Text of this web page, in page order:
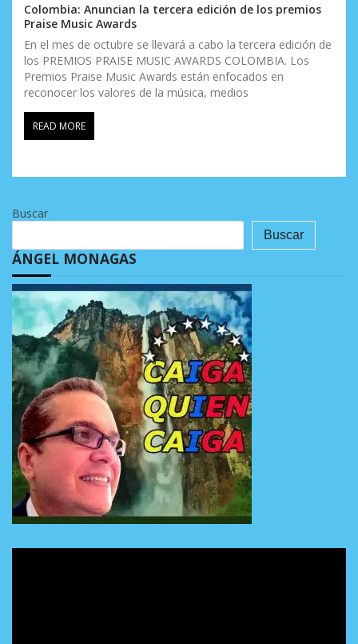
Colombia: Anuncian la tercera edición de los premios
Praise Music Awards
En el mes de octubre se llevará a cabo la tercera edición de
los PREMIOS PRAISE MUSIC AWARDS COLOMBIA. Los
Premios Praise Music Awards están enfocados en
reconocer los valores de la música, medios
READ MORE
Buscar
Buscar
ÁNGEL MONAGAS